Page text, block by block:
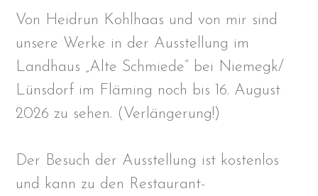
Von Heidrun Kohlhaas und von mir sind
unsere Werke in der Ausstellung im
Landhaus „Alte Schmiede“ bei Niemegk/
Lünsdorf im Fläming noch bis 16. August
2026 zu sehen. (Verlängerung!)
Der Besuch der Ausstellung ist kostenlos
und kann zu den Restaurant-